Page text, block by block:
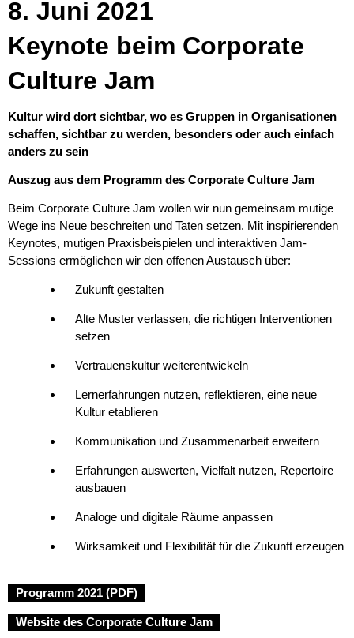
8. Juni 2021
Keynote beim Corporate
Culture Jam
Kultur wird dort sichtbar, wo es Gruppen in Organisationen
schaffen, sichtbar zu werden, besonders oder auch einfach
anders zu sein
Auszug aus dem Programm des Corporate Culture Jam
Beim Corporate Culture Jam wollen wir nun gemeinsam mutige
Wege ins Neue beschreiten und Taten setzen. Mit inspirierenden
Keynotes, mutigen Praxisbeispielen und interaktiven Jam-
Sessions ermöglichen wir den offenen Austausch über:
Zukunft gestalten
Alte Muster verlassen, die richtigen Interventionen
setzen
Vertrauenskultur weiterentwickeln
Lernerfahrungen nutzen, reflektieren, eine neue
Kultur etablieren
Kommunikation und Zusammenarbeit erweitern
Erfahrungen auswerten, Vielfalt nutzen, Repertoire
ausbauen
Analoge und digitale Räume anpassen
Wirksamkeit und Flexibilität für die Zukunft erzeugen
Programm 2021 (PDF)
Website des Corporate Culture Jam